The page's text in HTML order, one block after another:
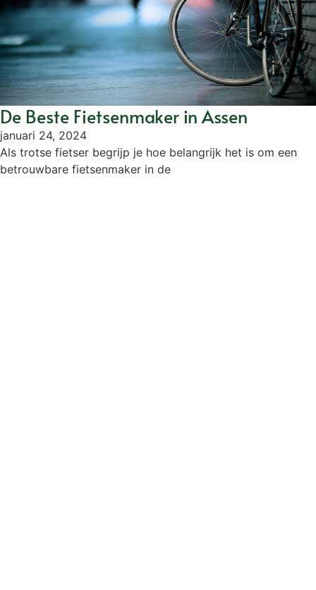
De Beste Fietsenmaker in Assen
januari 24, 2024
Als trotse fietser begrijp je hoe belangrijk het is om een
betrouwbare fietsenmaker in de